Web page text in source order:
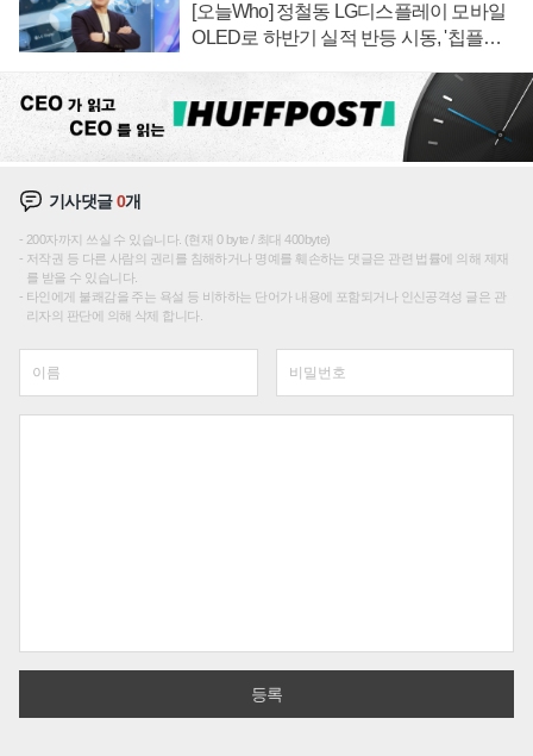
[오늘Who] 정철동 LG디스플레이 모바일
OLED로 하반기 실적 반등 시동, '칩플레
기사댓글0개
200자까지 쓰실 수 있습니다. (현재 0 byte / 최대 400byte)
저작권 등 다른 사람의 권리를 침해하거나 명예를 훼손하는 댓글은 관련 법률에 의해 제재
를 받을 수 있습니다.
타인에게 불쾌감을 주는 욕설 등 비하하는 단어가 내용에 포함되거나 인신공격성 글은 관
리자의 판단에 의해 삭제 합니다.